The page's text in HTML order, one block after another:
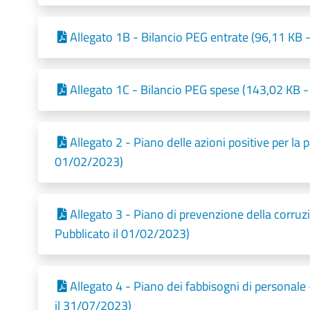
Allegato 1B - Bilancio PEG entrate (96,11
Allegato 1C - Bilancio PEG spese (143,02
Allegato 2 - Piano delle azioni positive per la
01/02/2023)
Allegato 3 - Piano di prevenzione della
Pubblicato il 01/02/2023)
Allegato 4 - Piano dei fabbisogni di
il 31/07/2023)